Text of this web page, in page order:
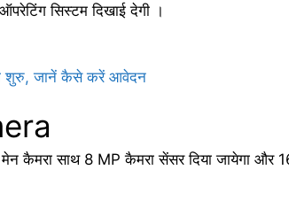
सिस्टम दिखाई देगी ।
शुरु, जानें कैसे करें आवेदन
साथ 8 MP कैमरा सेंसर दिया जायेगा और